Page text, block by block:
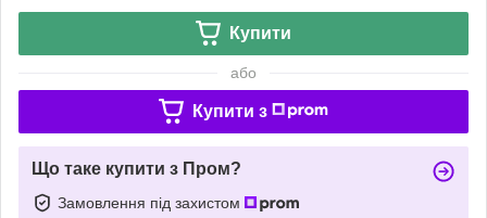
Купити
або
Купити з
Що таке купити з Пром?
Замовлення під захистом